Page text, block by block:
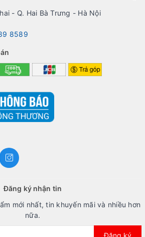
- Q. Hai Bà Trưng - Hà Nội
8589
Đăng ký nhận tin
mới nhất, tin khuyến mãi và nhiều hơn
nữa.